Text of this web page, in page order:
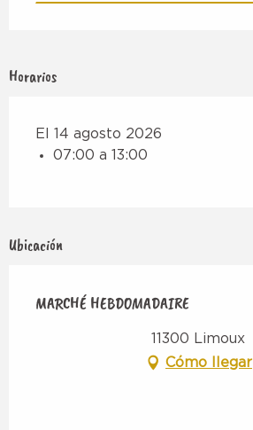
Horarios
El 14 agosto 2026
07:00 a 13:00
Ubicación
MARCHÉ HEBDOMADAIRE
11300 Limoux
Cómo llegar